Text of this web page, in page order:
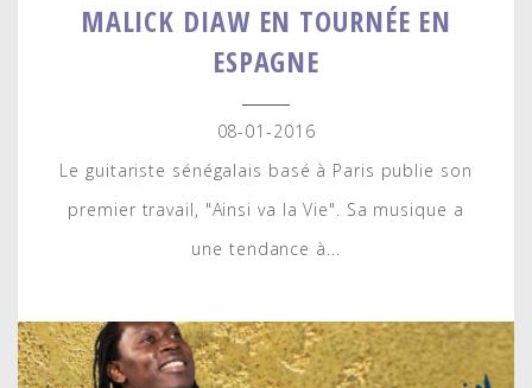
MALICK DIAW EN TOURNÉE EN
ESPAGNE
08-01-2016
Le guitariste sénégalais basé à Paris publie son
premier travail, "Ainsi va la Vie". Sa musique a
une tendance à...